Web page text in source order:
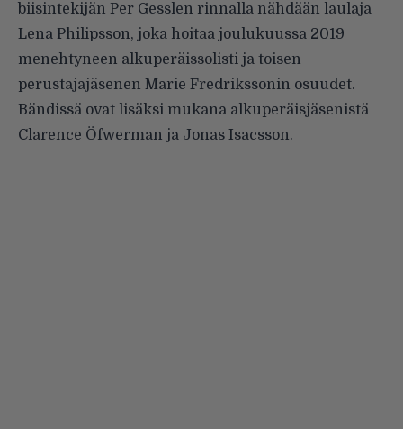
biisintekijän Per Gesslen rinnalla nähdään laulaja
Lena Philipsson, joka hoitaa joulukuussa 2019
menehtyneen alkuperäissolisti ja toisen
perustajajäsenen Marie Fredrikssonin osuudet.
Bändissä ovat lisäksi mukana alkuperäisjäsenistä
Clarence Öfwerman ja Jonas Isacsson.